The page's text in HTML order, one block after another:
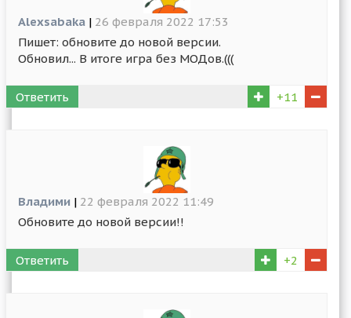
Alexsabaka | 26 февраля 2022 17:53
Пишет: обновите до новой версии.
Обновил... В итоге игра без МОДов.(((
Ответить +11
Владими | 22 февраля 2022 11:49
Обновите до новой версии!!
Ответить +2